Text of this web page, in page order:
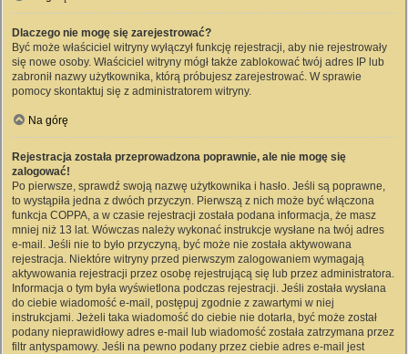
Dlaczego nie mogę się zarejestrować?
Być może właściciel witryny wyłączył funkcję rejestracji, aby nie rejestrowały
się nowe osoby. Właściciel witryny mógł także zablokować twój adres IP lub
zabronił nazwy użytkownika, którą próbujesz zarejestrować. W sprawie
pomocy skontaktuj się z administratorem witryny.
Na górę
Rejestracja została przeprowadzona poprawnie, ale nie mogę się
zalogować!
Po pierwsze, sprawdź swoją nazwę użytkownika i hasło. Jeśli są poprawne,
to wystąpiła jedna z dwóch przyczyn. Pierwszą z nich może być włączona
funkcja COPPA, a w czasie rejestracji została podana informacja, że masz
mniej niż 13 lat. Wówczas należy wykonać instrukcje wysłane na twój adres
e-mail. Jeśli nie to było przyczyną, być może nie została aktywowana
rejestracja. Niektóre witryny przed pierwszym zalogowaniem wymagają
aktywowania rejestracji przez osobę rejestrującą się lub przez administratora.
Informacja o tym była wyświetlona podczas rejestracji. Jeśli została wysłana
do ciebie wiadomość e-mail, postępuj zgodnie z zawartymi w niej
instrukcjami. Jeżeli taka wiadomość do ciebie nie dotarła, być może został
podany nieprawidłowy adres e-mail lub wiadomość została zatrzymana przez
filtr antyspamowy. Jeśli na pewno podany przez ciebie adres e-mail jest